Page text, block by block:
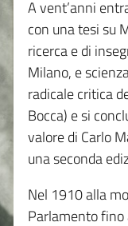
A vent’anni
con una tesi su
ricerca e di
Milano, e
radicale critica
Bocca) e si
valore di Carlo
una seconda
Nel 1910 alla
Parlamento fino